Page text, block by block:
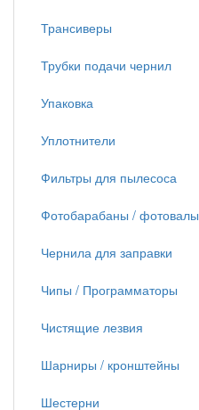
Трансиверы
Трубки подачи чернил
Упаковка
Уплотнители
Фильтры для пылесоса
Фотобарабаны / фотовалы
Чернила для заправки
Чипы / Программаторы
Чистящие лезвия
Шарниры / кронштейны
Шестерни